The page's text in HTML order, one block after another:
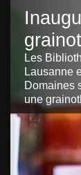
Les
Lausanne
Domaines
une